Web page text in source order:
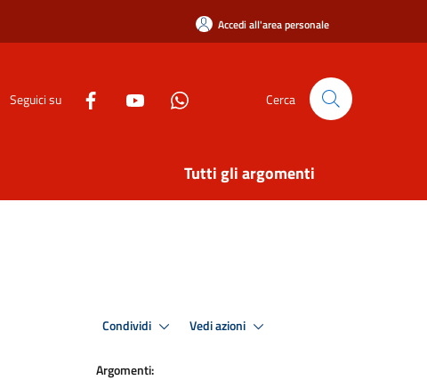
Accedi all'area personale
Seguici su Cerca
Tutti gli argomenti
Condividi Vedi azioni
Argomenti: